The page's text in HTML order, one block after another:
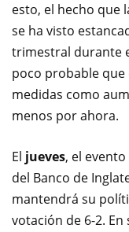
esto, el hecho que
se ha visto
trimestral durante
poco probable que
medidas como
menos por ahora.
El jueves, el
del Banco de
mantendrá su
votación de 6-2.